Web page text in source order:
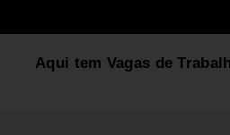
Aqui tem Vagas de